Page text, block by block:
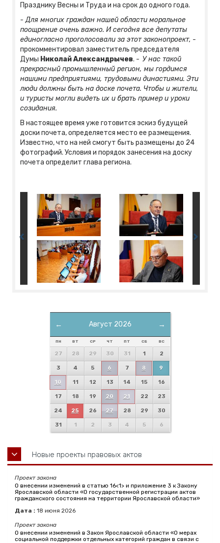
Празднику Весны и Труда и на срок до одного года.
- Для многих граждан нашей области моральное
поощрение очень важно. И сегодня все депутаты
единогласно проголосовали за этот законопроект, -
прокомментировал заместитель председателя
Думы Николай Александрычев. - У нас такой
прекрасный промышленный регион, мы гордимся
нашими предприятиями, трудовыми династиями. Эти
люди должны быть на доске почета. Чтобы и жители,
и туристы могли видеть их и брать пример и уроки
созидания.
В настоящее время уже готовится эскиз будущей
доски почета, определяется место ее размещения.
Известно, что на ней смогут быть размещены до 24
фотографий. Условия и порядок занесения на доску
почета определит глава региона.
← →
Август 2026
ПН ВТ СР ЧТ ПТ СБ ВС
27 28 29 30 31 1 2
3 4 5 6 7 8 9
10 11 12 13 14 15 16
17 18 19 20 21 22 23
24 25 26 27 28 29 30
31 1 2 3 4 5 6
Новые проекты правовых актов
Проект закона
О внесении изменений в статью 16<1> и приложение 3 к Закону
Ярославской области «О государственной регистрации актов
гражданского состояния на территории Ярославской области»
Дата : 18 июня 2026
Проект закона
О внесении изменений в Закон Ярославской области «О мерах
социальной поддержки отдельных категорий граждан в связи с